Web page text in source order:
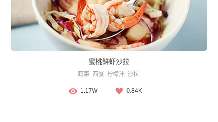
蜜桃鲜虾沙拉
蔬菜 西餐 柠檬汁 沙拉
1.17W 0.84K